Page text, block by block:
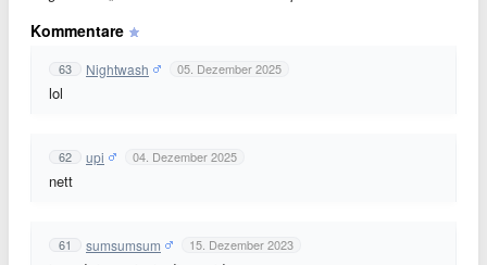
Kommentare
63 Nightwash 05. Dezember 2025
lol
62 upi 04. Dezember 2025
nett
61 sumsumsum 15. Dezember 2023